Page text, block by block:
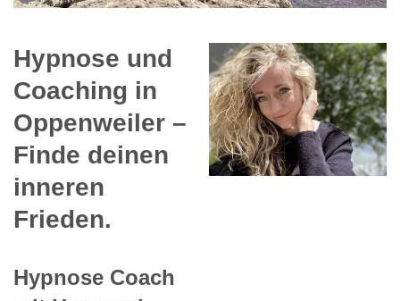
Hypnose und
Coaching in
Oppenweiler –
Finde deinen
inneren
Frieden.
Hypnose Coach